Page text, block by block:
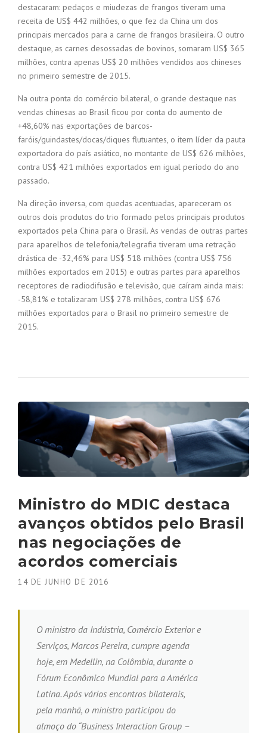
destacaram: pedaços e miudezas de frangos tiveram uma
receita de US$ 442 milhões, o que fez da China um dos
principais mercados para a carne de frangos brasileira. O outro
destaque, as carnes desossadas de bovinos, somaram US$ 365
milhões, contra apenas US$ 20 milhões vendidos aos chineses
no primeiro semestre de 2015.
Na outra ponta do comércio bilateral, o grande destaque nas
vendas chinesas ao Brasil ficou por conta do aumento de
+48,60% nas exportações de barcos-
faróis/guindastes/docas/diques flutuantes, o item líder da pauta
exportadora do país asiático, no montante de US$ 626 milhões,
contra US$ 421 milhões exportados em igual período do ano
passado.
Na direção inversa, com quedas acentuadas, apareceram os
outros dois produtos do trio formado pelos principais produtos
exportados pela China para o Brasil. As vendas de outras partes
para aparelhos de telefonia/telegrafia tiveram uma retração
drástica de -32,46% para US$ 518 milhões (contra US$ 756
milhões exportados em 2015) e outras partes para aparelhos
receptores de radiodifusão e televisão, que caíram ainda mais:
-58,81% e totalizaram US$ 278 milhões, contra US$ 676
milhões exportados para o Brasil no primeiro semestre de
2015.
Ministro do MDIC destaca
avanços obtidos pelo Brasil
nas negociações de
acordos comerciais
14 DE JUNHO DE 2016
O ministro da Indústria, Comércio Exterior e
Serviços, Marcos Pereira, cumpre agenda
hoje, em Medellin, na Colômbia, durante o
Fórum Econômico Mundial para a América
Latina. Após vários encontros bilaterais,
pela manhã, o ministro participou do
almoço do “Business Interaction Group –